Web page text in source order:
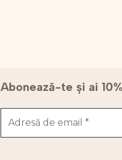
Abonează-te și ai